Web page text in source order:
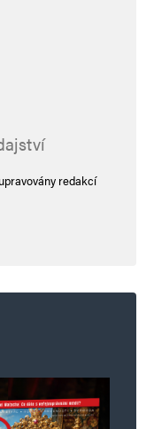
redakcí